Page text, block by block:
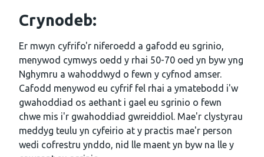
Crynodeb:
Er mwyn cyfrifo'r niferoedd a gafodd eu sgrinio,
menywod cymwys oedd y rhai 50-70 oed yn byw yng
Nghymru a wahoddwyd o fewn y cyfnod amser.
Cafodd menywod eu cyfrif fel rhai a ymatebodd i'w
gwahoddiad os aethant i gael eu sgrinio o fewn
chwe mis i'r gwahoddiad gwreiddiol. Mae'r clystyrau
meddyg teulu yn cyfeirio at y practis mae'r person
wedi cofrestru ynddo, nid lle maent yn byw na lle y